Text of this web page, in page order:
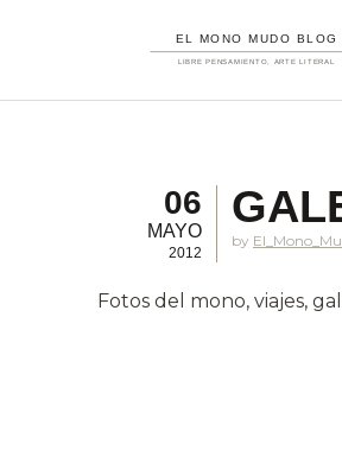
06
MAYO
2012
Fotos del mono, viajes,